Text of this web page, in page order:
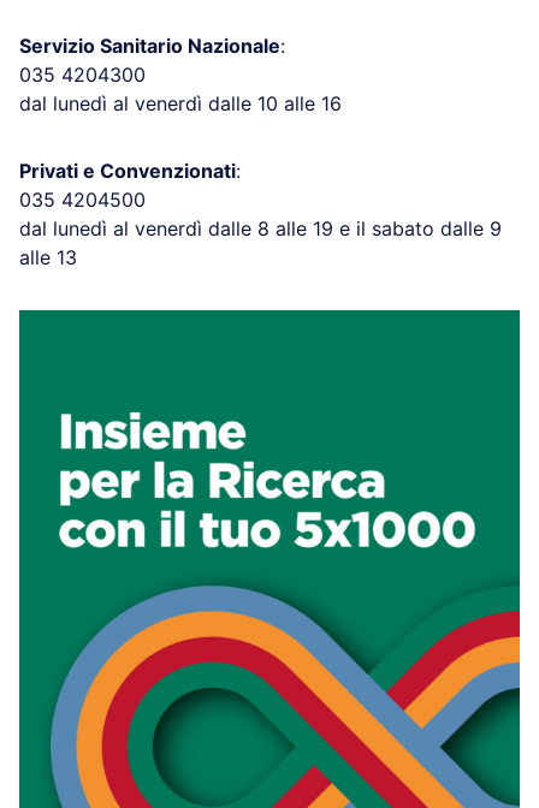
Servizio Sanitario Nazionale:
035 4204300
dal lunedì al venerdì dalle 10 alle 16
Privati e Convenzionati:
035 4204500
dal lunedì al venerdì dalle 8 alle 19 e il sabato dalle 9
alle 13